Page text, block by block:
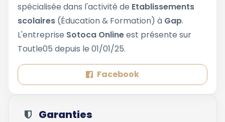
spécialisée dans l'activité de Etablissements
scolaires (Éducation & Formation) à Gap.
L'entreprise Sotoca Onlineest présente sur
Toutle05 depuis le 01/01/25.
Facebook
Garanties